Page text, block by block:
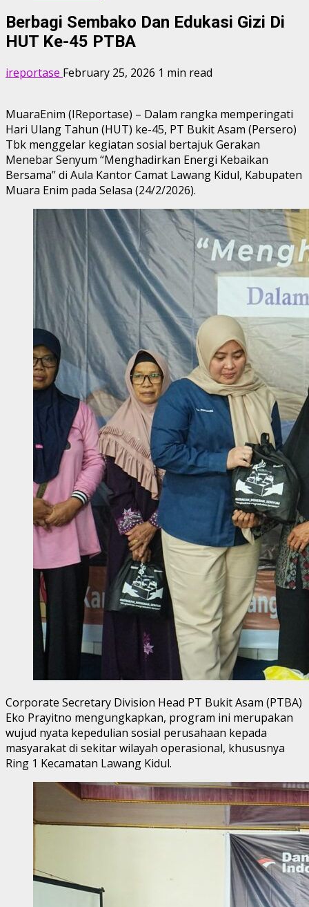
Berbagi Sembako Dan Edukasi Gizi Di
HUT Ke-45 PTBA
ireportase February 25, 2026 1 min read
MuaraEnim (IReportase) – Dalam rangka memperingati
Hari Ulang Tahun (HUT) ke-45, PT Bukit Asam (Persero)
Tbk menggelar kegiatan sosial bertajuk Gerakan
Menebar Senyum “Menghadirkan Energi Kebaikan
Bersama” di Aula Kantor Camat Lawang Kidul, Kabupaten
Muara Enim pada Selasa (24/2/2026).
Corporate Secretary Division Head PT Bukit Asam (PTBA)
Eko Prayitno mengungkapkan, program ini merupakan
wujud nyata kepedulian sosial perusahaan kepada
masyarakat di sekitar wilayah operasional, khususnya
Ring 1 Kecamatan Lawang Kidul.